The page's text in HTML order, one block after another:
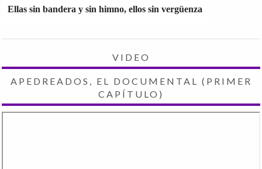
Ellas sin bandera y sin himno, ellos sin vergüenza
VIDEO
APEDREADOS, EL DOCUMENTAL (PRIMER
CAPÍTULO)